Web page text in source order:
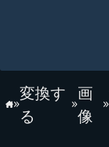
ホーム
変換す
る
画
像